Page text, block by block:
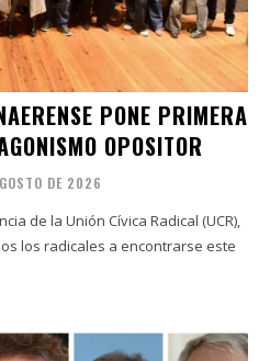
PONE PRIMERA
OPOSITOR
DE 2026
de la Unión Cívica Radical (UCR),
los radicales a encontrarse este